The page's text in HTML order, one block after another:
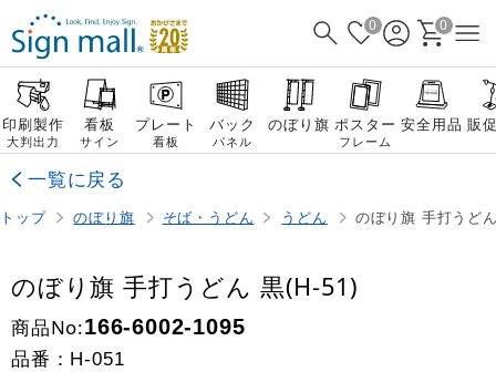
0 0
印刷製作
大判出力
看板
サイン
プレート
看板
バック
パネル
のぼり旗 ポスター
フレーム
安全用品 販
一覧に戻る
トップ のぼり旗 そば・うどん うどん のぼり旗 手打うど
のぼり旗 手打うどん 黒(H-51)
商品No:166-6002-1095
品番： H-051